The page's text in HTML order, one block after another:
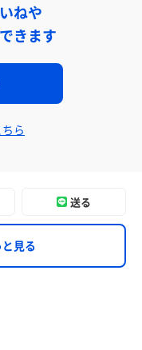
ねや
きます
ちら
送る
見る